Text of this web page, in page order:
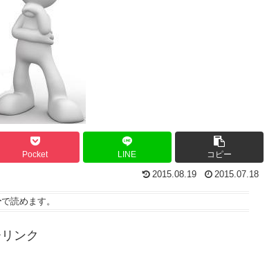
Pocket LINE コピー
2015.08.19 2015.07.18
で読めます。
ンク